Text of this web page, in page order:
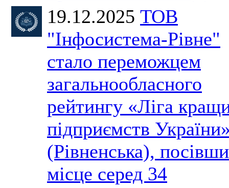
19.12.2025 ТОВ
"Інфосистема-Рівне"
стало переможцем
загальнообласного
рейтингу «Ліга
підприємств
(Рівненська),
місце серед 34